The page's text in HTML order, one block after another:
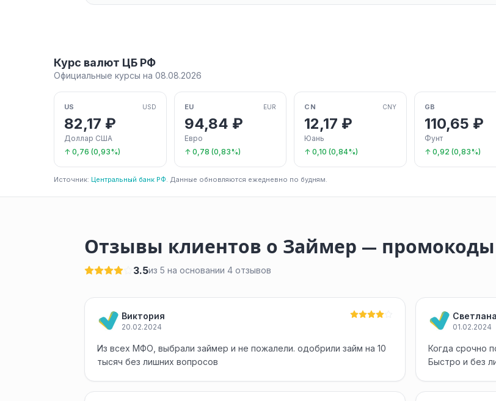
Курс валют ЦБ РФ
Официальные курсы на 08.08.2026
US USD
82,17 ₽
Доллар США
↑ 0,76 (0,93%)
EU EUR
94,84 ₽
Евро
↑ 0,78 (0,83%)
CN CNY
12,17 ₽
Юань
↑ 0,10 (0,84%)
GB
110,65 ₽
Фунт
↑ 0,92 (0,83%)
Источник: Центральный банк РФ. Данные обновляются ежедневно по будням.
Отзывы клиентов о Займер — промокоды
3.5из 5 на основании 4 отзывов
Виктория
20.02.2024
Из всех МФО, выбрали займер и не пожалели. одобрили займ на 10
тысяч без лишних вопросов
Светлана
01.02.2024
Когда срочно
Быстро и без